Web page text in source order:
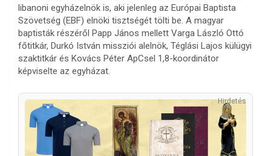
libanoni egyházelnök is, aki jelenleg az Európai Baptista
Szövetség (EBF) elnöki tisztségét tölti be. A magyar
baptisták részéről Papp János mellett Varga László Ottó
főtitkár, Durkó István missziói alelnök, Téglási Lajos külügyi
szaktitkár és Kovács Péter ApCsel 1,8-koordinátor
képviselte az egyházat.
Hirdetés